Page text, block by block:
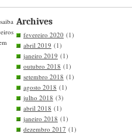
Archives
fevereiro 2020 (1)
abril 2019 (1)
janeiro 2019 (1)
outubro 2018 (1)
setembro 2018 (1)
agosto 2018 (1)
julho 2018 (3)
abril 2018 (1)
janeiro 2018 (1)
dezembro 2017 (1)